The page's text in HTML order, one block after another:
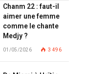
Chanm 22 : faut-il
aimer une femme
comme le chante
Medjy ?
01/05/2026 3 496